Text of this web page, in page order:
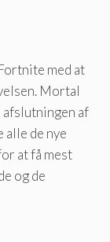
med at
Mortal
af
de nye
at få mest
og de